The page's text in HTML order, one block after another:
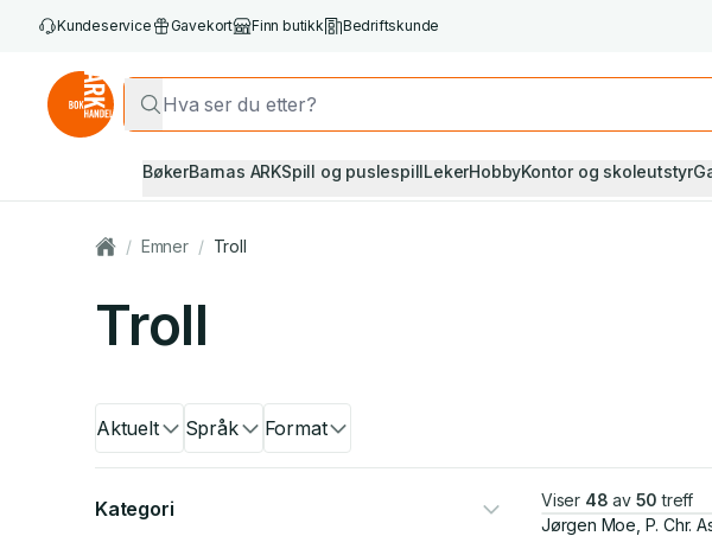
Kundeservice Gavekort Finn butikk Bedriftskunde
BøkerBarnas ARKSpill og puslespillLekerHobbyKontor og skoleutstyr
/ Emner / Troll
Troll
Aktuelt Språk Format
Kategori
Viser 48 av 50 treff
Jørgen Moe, P. Chr.